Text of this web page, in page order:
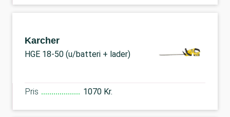
Karcher
HGE 18-50 (u/batteri + lader)
Pris 1070 Kr.